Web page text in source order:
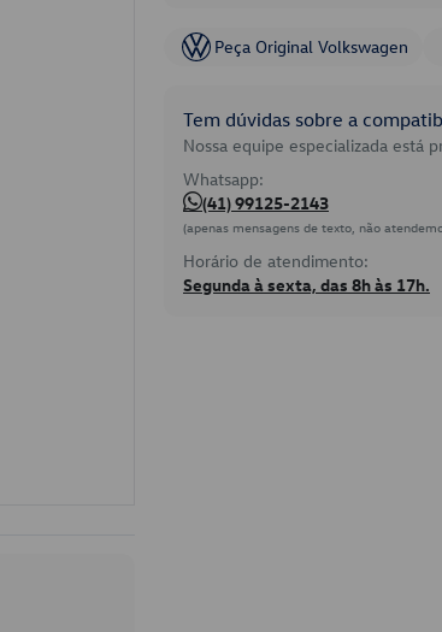
Peça Original Volkswagen
Tem dúvidas sobre a
Nossa equipe especializada está
Whatsapp:
(41) 99125-2143
(apenas mensagens de texto, não
Horário de atendimento:
Segunda à sexta, das 8h às 17h.